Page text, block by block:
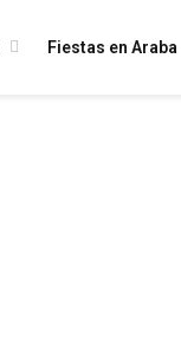
Fiestas en Araba